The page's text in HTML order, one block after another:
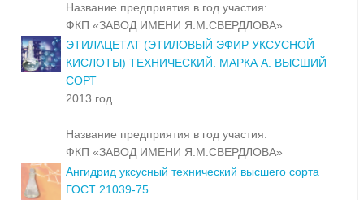
Название предприятия в год участия:
ФКП «ЗАВОД ИМЕНИ Я.М.СВЕРДЛОВА»
ЭТИЛАЦЕТАТ (ЭТИЛОВЫЙ ЭФИР УКСУСНОЙ
КИСЛОТЫ) ТЕХНИЧЕСКИЙ. МАРКА А. ВЫСШИЙ
СОРТ
2013 год
Название предприятия в год участия:
ФКП «ЗАВОД ИМЕНИ Я.М.СВЕРДЛОВА»
Ангидрид уксусный технический высшего сорта
ГОСТ 21039-75